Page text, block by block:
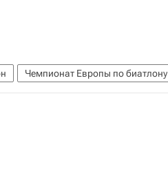
Чемпионат Европы по биатлону